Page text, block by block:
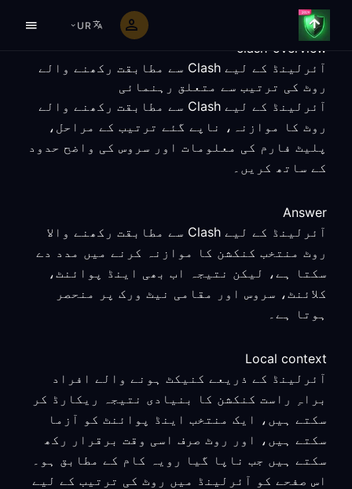
UR
clash-overview
آئرلینڈ کے لیے Clash سے مطابقت رکھنے والے
روٹ کی ترتیب سے متعلق رہنمائی
آئرلینڈ کے لیے Clash سے مطابقت رکھنے والے
روٹ کا موازنہ، ناپے گئے ترتیب کے مراحل،
پلیٹ فارم کی معلومات اور سروس کی واضح حدود
کے ساتھ کریں۔
Answer
آئرلینڈ کے لیے Clash سے مطابقت رکھنے والا
روٹ منتخب کنکشن کا موازنہ کرنے میں مدد دے
سکتا ہے، لیکن نتیجہ اب بھی اینڈ پوائنٹ،
کلائنٹ، سروس اور مقامی نیٹ ورک پر منحصر
ہوتا ہے۔
Local context
آئرلینڈ کے ذریعے کنیکٹ ہونے والے افراد
براہِ راست کنکشن کا بنیادی نتیجہ ریکارڈ کر
سکتے ہیں، ایک منتخب اینڈ پوائنٹ کو آزما
سکتے ہیں، اور روٹ صرف اسی وقت برقرار رکھ
سکتے ہیں جب ناپا گیا رویہ کام کے مطابق ہو۔
اس صفحے کو آئرلینڈ میں روٹ کی ترتیب کے لیے